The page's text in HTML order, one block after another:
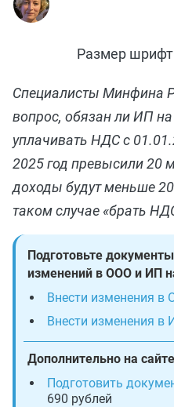
Размер
Специалисты Минфина
вопрос, обязан ли ИП
уплачивать НДС с
2025 год превысили 20
доходы будут меньше
таком случае «брать
Подготовьте
изменений в ООО и ИП
Внести изменения в
Внести изменения в
Дополнительно на
Подготовить
690 рублей